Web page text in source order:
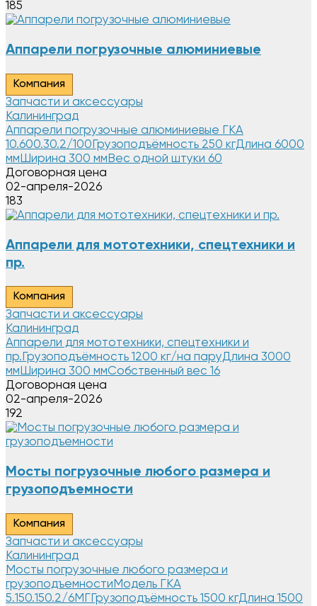
185
Аппарели погрузочные алюминиевые
Компания
Запчасти и аксессуары
Калининград
Аппарели погрузочные алюминиевые ГКА
10.600.30.2/100Грузоподъёмность 250 кгДлина 6000
ммШирина 300 ммВес одной штуки 60
Договорная цена
02-апреля-2026
183
Аппарели для мототехники, спецтехники и
пр.
Компания
Запчасти и аксессуары
Калининград
Аппарели для мототехники, спецтехники и
пр.Грузоподъёмность 1200 кг/на паруДлина 3000
ммШирина 300 ммСобственный вес 16
Договорная цена
02-апреля-2026
192
Мосты погрузочные любого размера и
грузоподъемности
Компания
Запчасти и аксессуары
Калининград
Мосты погрузочные любого размера и
грузоподъемностиМодель ГКА
5.150.150.2/6MГГрузоподъёмность 1500 кгДлина 1500